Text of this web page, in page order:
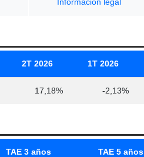
2T 2026 1T 2026
17,18% -2,13%
TAE 3 años TAE 5 años